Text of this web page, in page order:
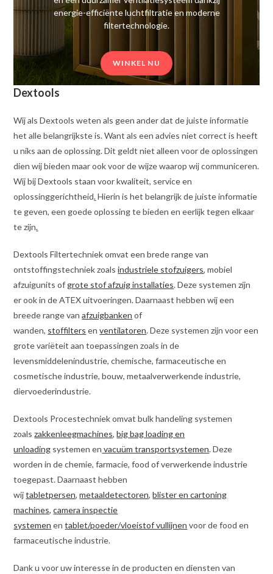
energie-efficiënte luchtfiltratie en moderne
filtertechnologie.
WINKEL NU
Dextools
Wij als Dextools weten als geen ander dat de juiste informatie
het alle belangrijkste is. Want als een advies niet correct is heeft
u niks aan de oplossing. Dit geldt niet alleen voor de oplossingen
dien wij bieden maar ook voor de wijze waarop wij communiceren.
Wij bij Dextools staan voor kwaliteit, service en
oplossinggerichtheid.Hierin is het belangrijk de juiste informatie
te geven, een goede oplossing te bieden en eerlijk tegen elkaar
te zijn.
Dextools Filtertechniek omvat een brede range van
ontstoffingstechniek zoalsindustriele stofzuigers, mobiel
afzuigunits of grote stof afzuig installaties. Deze systemen zijn
er ook in de ATEX uitvoeringen. Daarnaast hebben wij een
breede range vanafzuigbanken of
wanden, stoffilters enventilatoren. Deze systemen zijn voor een
grote variëteit aan toepassingen zoals in de
levensmiddelenindustrie, chemische, farmaceutische en
cosmetische industrie, bouw, metaalverwerkende industrie,
diervoederindustrie.
Dextools Procestechniek omvat bulk handeling systemen
zoalszakkenleegmachines,big bag loading en
unloading systemen en vacuüm transportsystemen. Deze
worden in de chemie, farmacie, food of verwerkende industrie
toegepast. Daarnaast hebben
wijtabletpersen,metaaldetectoren,blister en cartoning
machines, camera inspectie
systemen entablet/poeder/vloeistof vullijnen voor de food en
farmaceutische industrie.
Dank u voor uw interesse in de producten en diensten van